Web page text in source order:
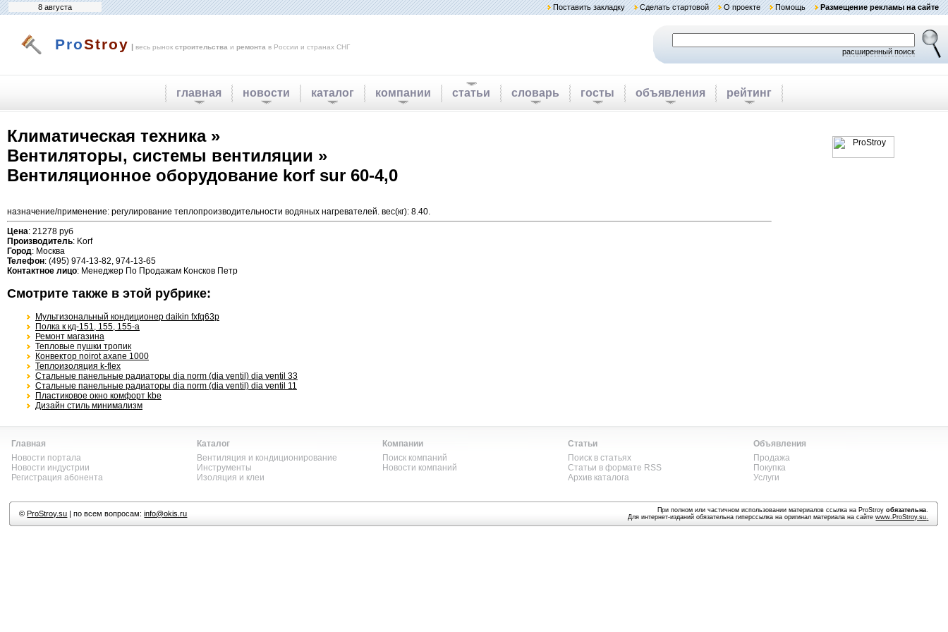
8 августа Поставить закладку Сделать стартовой О проекте Помощь Размещение рекламы на сайте
ProStroy | весь рынок строительства и ремонта в России и странах СНГ
расширенный поиск
главная новости каталог компании статьи словарь госты объявления рейтинг
Климатическая техника »
Вентиляторы, системы вентиляции »
Вентиляционное оборудование korf sur 60-4,0
назначение/применение: регулирование теплопроизводительности водяных нагревателей. вес(кг): 8.40.
Цена: 21278 руб
Производитель: Korf
Город: Москва
Телефон: (495) 974-13-82, 974-13-65
Контактное лицо: Менеджер По Продажам Консков Петр
Смотрите также в этой рубрике:
Мультизональный кондиционер daikin fxfq63p
Полка к кд-151, 155, 155-а
Ремонт магазина
Тепловые пушки тропик
Конвектор noirot axane 1000
Теплоизоляция k-flex
Стальные панельные радиаторы dia norm (dia ventil) dia ventil 33
Стальные панельные радиаторы dia norm (dia ventil) dia ventil 11
Пластиковое окно комфорт kbe
Дизайн стиль минимализм
Главная
Новости портала
Новости индустрии
Регистрация абонента
Каталог
Вентиляция и кондиционирование
Инструменты
Изоляция и клеи
Компании
Поиск компаний
Новости компаний
Статьи
Поиск в статьях
Статьи в формате RSS
Архив каталога
Объявления
Продажа
Покупка
Услуги
©ProStroy.su | по всем вопросам:info@okis.ru При полном или частичном использовании материалов ссылка на ProStroyобязательна.
Для интернет-изданий обязательна гиперссылка на оригинал материала на сайтеwww.ProStroy.su.